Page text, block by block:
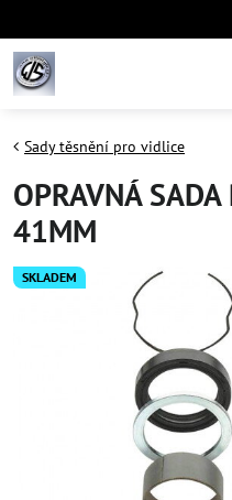
SKLADEM
Sady těsnění pro vidlice
OPRAVNÁ
41MM